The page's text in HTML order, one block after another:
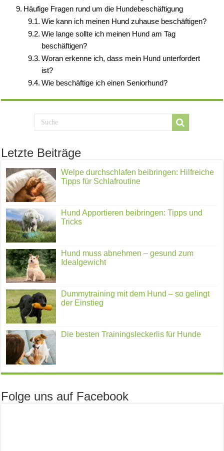
Häufige Fragen rund um die Hundebeschäftigung
Wie kann ich meinen Hund zuhause beschäftigen?
Wie lange sollte ich meinen Hund am Tag
beschäftigen?
Woran erkenne ich, dass mein Hund unterfordert
ist?
Wie beschäftige ich einen Seniorhund?
Letzte Beiträge
Welpe durchschlafen beibringen: Hilfreiche
Tipps für Schlafroutine
Hund Apportieren beibringen: Tipps und
Tricks
Hund muss abnehmen – gesund zum
Idealgewicht
Dummytraining mit dem Hund – so gelingt
der Einstieg
Die besten Trainingsleckerlis für Hunde
Folge uns auf Facebook